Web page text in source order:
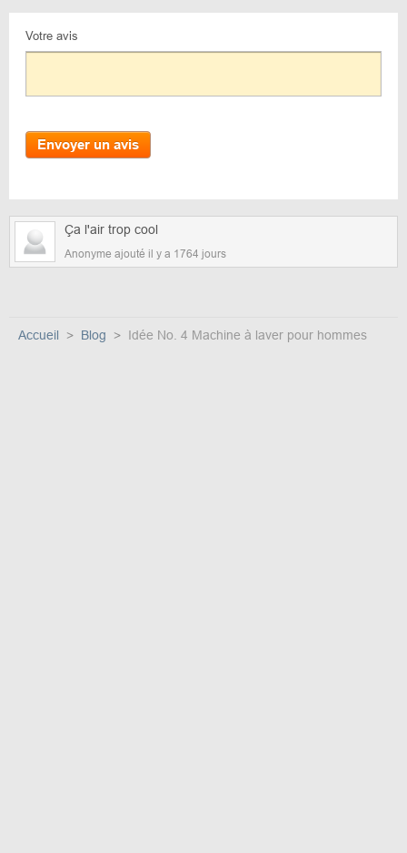
Votre avis
Envoyer un avis
Ça l'air trop cool
Anonyme ajouté il y a 1764 jours
Accueil Blog Idée No. 4 Machine à laver pour hommes